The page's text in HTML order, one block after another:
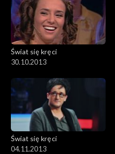
Świat się kręci
30.10.2013
Świat się kręci
04.11.2013